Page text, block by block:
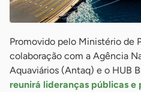
Promovido pelo Ministério de
colaboração com a Agência
Aquaviários (Antaq) e o HUB
reunirá lideranças públicas e